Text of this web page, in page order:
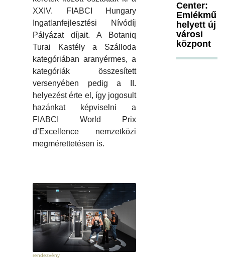
XXIV. FIABCI Hungary
Ingatlanfejlesztési Nívódíj
Pályázat díjait. A Botaniq
Turai Kastély a Szálloda
kategóriában aranyérmes, a
kategóriák összesített
versenyében pedig a II.
helyezést érte el, így jogosult
hazánkat képviselni a
FIABCI World Prix
d’Excellence nemzetközi
megmérettetésen is.
rendezvény
Center:
Emlékmű
helyett új
városi
központ